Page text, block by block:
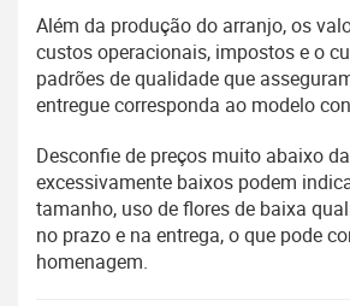
Além da produção do arranjo, os
custos operacionais, impostos e o
padrões de qualidade que
entregue corresponda ao modelo
Desconfie de preços muito abaixo
excessivamente baixos podem
tamanho, uso de flores de baixa
no prazo e na entrega, o que pode
homenagem.